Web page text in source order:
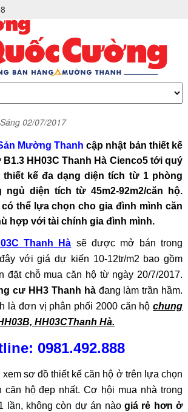
02/07/2017
Mường Thanh cập nhật bản thiết kế
HH03C Thanh Hà Cienco5 tới quý
thiết kế đa dạng diện tích từ 1 phòng
diện tích từ 45m2-92m2/căn hộ.
thể lựa chọn cho gia đình mình căn
hợp với tài chính gia đình mình.
Thanh Hà sẽ được mở bán trong
với giá dự kiến 10-12tr/m2 bao gồm
đặt chỗ mua căn hộ từ ngày 20/7/2017.
cư HH3 Thanh hàđang làm trần hầm.
là đơn vị phân phối 2000 căn hộchung
HH03CThanh Hà.
0981.492.888
xem sơ đồ thiết kế căn hộ ở trên lựa chọn
căn hộ đẹp nhất. Cơ hội mua nhà trong
lần, không còn dự án nào giá rẻ hơn ở